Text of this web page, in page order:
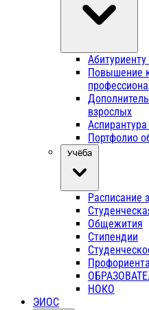
Повышение
взрослых
Портфолио
Учёба
Расписание
Общежития
Стипендии
НОКО
ЭИОС